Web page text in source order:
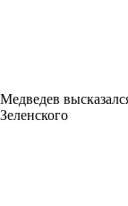
Медведев
Зеленского